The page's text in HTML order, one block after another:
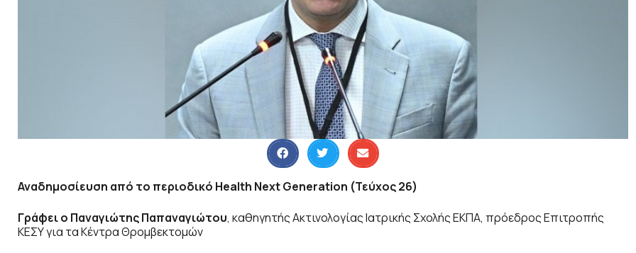
Αναδημοσίευση από το περιοδικό Health Next Generation (Τεύχος 26)
Γράφει ο Παναγιώτης Παπαναγιώτου, καθηγητής Ακτινολογίας Ιατρικής Σχολής ΕΚΠΑ, πρόεδρος Επιτροπής
ΚΕΣΥ για τα Κέντρα Θρομβεκτομών